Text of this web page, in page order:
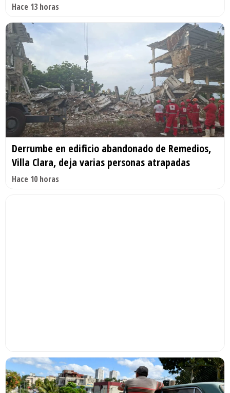
Hace 13 horas
Derrumbe en edificio abandonado de Remedios,
Villa Clara, deja varias personas atrapadas
Hace 10 horas